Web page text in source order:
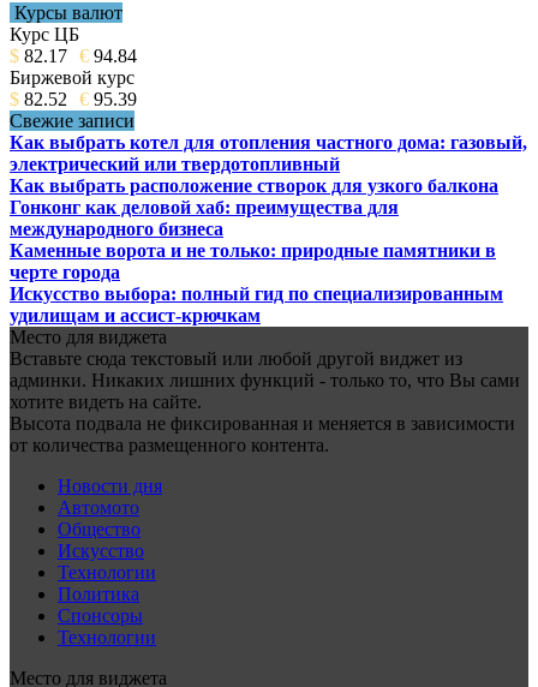
Курсы валют
Курс ЦБ
$ 82.17 € 94.84
Биржевой курс
$ 82.52 € 95.39
Свежие записи
Как выбрать котел для отопления частного дома: газовый,
электрический или твердотопливный
Как выбрать расположение створок для узкого балкона
Гонконг как деловой хаб: преимущества для
международного бизнеса
Каменные ворота и не только: природные памятники в
черте города
Искусство выбора: полный гид по специализированным
удилищам и ассист-крючкам
Место для виджета
Вставьте сюда текстовый или любой другой виджет из
админки. Никаких лишних функций - только то, что Вы сами
хотите видеть на сайте.
Высота подвала не фиксированная и меняется в зависимости
от количества размещенного контента.
Новости дня
Автомото
Общество
Искусство
Технологии
Политика
Спонсоры
Технологии
Место для виджета